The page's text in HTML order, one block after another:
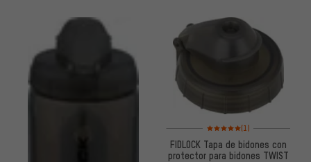
Valoración media: 5 de 5
(1)
FIDLOCK Tapa de bidones con
protector para bidones TWIST